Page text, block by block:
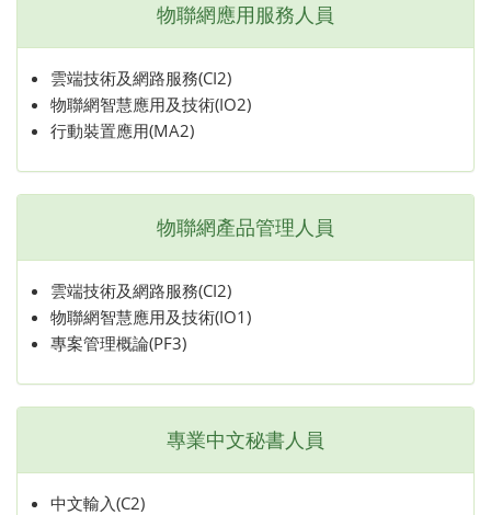
物聯網應用服務人員
雲端技術及網路服務(CI2)
物聯網智慧應用及技術(IO2)
行動裝置應用(MA2)
物聯網產品管理人員
雲端技術及網路服務(CI2)
物聯網智慧應用及技術(IO1)
專案管理概論(PF3)
專業中文秘書人員
中文輸入(C2)